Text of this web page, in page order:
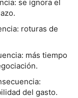
se ignora el
roturas de
más tiempo
del gasto.